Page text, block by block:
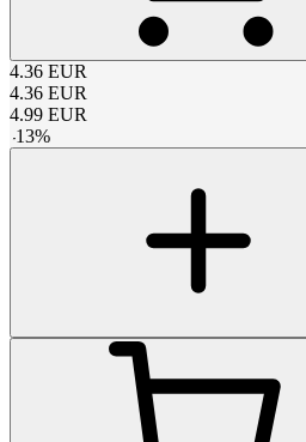
4.36 EUR
4.36 EUR
4.99 EUR
-13%